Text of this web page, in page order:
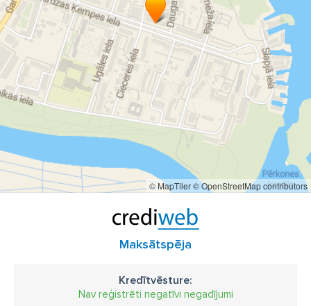
© MapTiler© OpenStreetMap contributors
Maksātspēja
Kredītvēsture:
Nav reģistrēti negatīvi negadījumi